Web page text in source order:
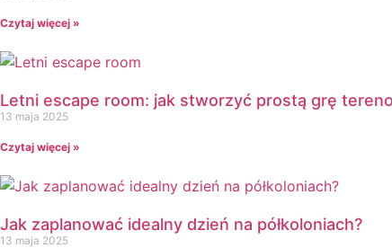
Czytaj więcej »
Letni escape room: jak stworzyć prostą grę
13 maja 2025
Czytaj więcej »
Jak zaplanować idealny dzień na półkoloniach?
13 maja 2025